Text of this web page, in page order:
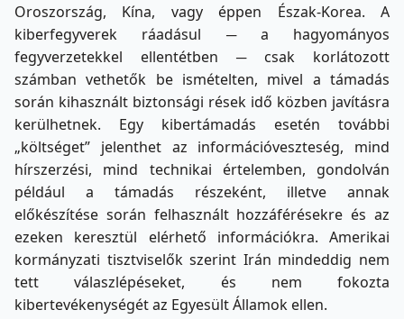
Oroszország, Kína, vagy éppen Észak-Korea. A
kiberfegyverek ráadásul ─ a hagyományos
fegyverzetekkel ellentétben ─ csak korlátozott
számban vethetők be ismételten, mivel a támadás
során kihasznált biztonsági rések idő közben javításra
kerülhetnek. Egy kibertámadás esetén további
„költséget” jelenthet az információveszteség, mind
hírszerzési, mind technikai értelemben, gondolván
például a támadás részeként, illetve annak
előkészítése során felhasznált hozzáférésekre és az
ezeken keresztül elérhető információkra. Amerikai
kormányzati tisztviselők szerint Irán mindeddig nem
tett válaszlépéseket, és nem fokozta
kibertevékenységét az Egyesült Államok ellen.